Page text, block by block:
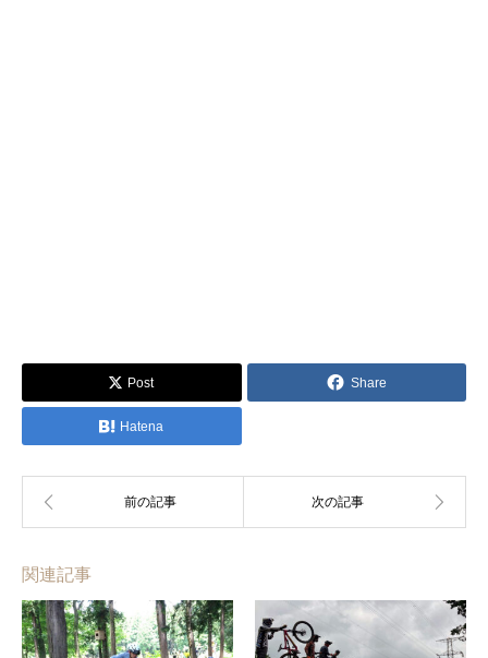
Post Share
Hatena
関連記事